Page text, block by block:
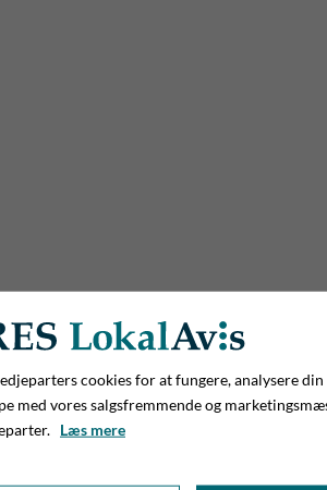
cookies for at fungere, analysere
med vores salgsfremmende og
Læs mere